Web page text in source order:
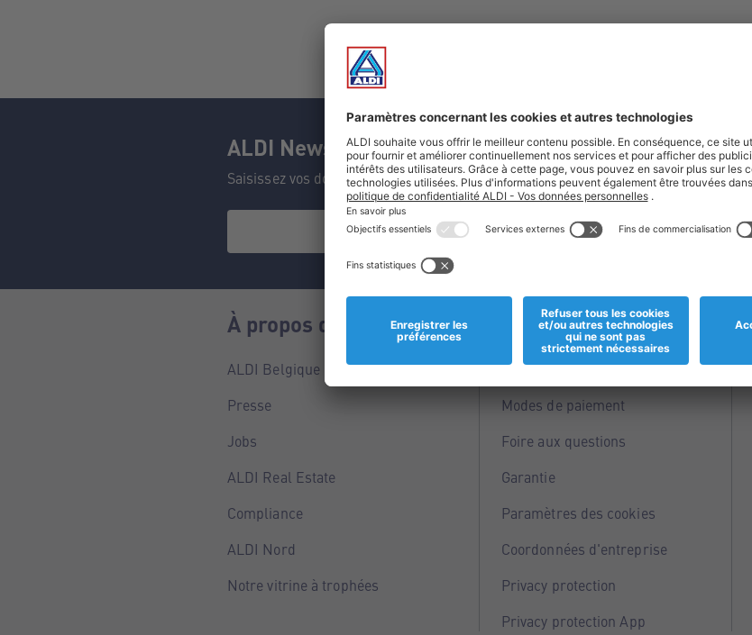
ALDI Newsletter
Saisissez vos données et ne manquez aucune de nos offres.
À propos de nous
ALDI Belgique
Presse
Jobs
ALDI Real Estate
Compliance
ALDI Nord
Notre vitrine à trophées
Informations
Magasins
Modes de paiement
Foire aux questions
Garantie
Paramètres des cookies
Coordonnées d'entreprise
Privacy protection
Privacy protection App